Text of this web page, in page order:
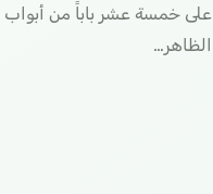
على خمسة عشر باباً من أبواب
الظاهر…